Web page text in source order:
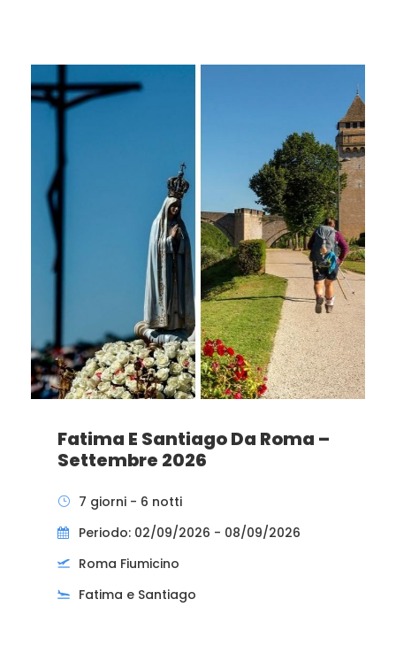
Fatima E Santiago Da Roma –
Settembre 2026
7 giorni - 6 notti
Periodo: 02/09/2026 - 08/09/2026
Roma Fiumicino
Fatima e Santiago